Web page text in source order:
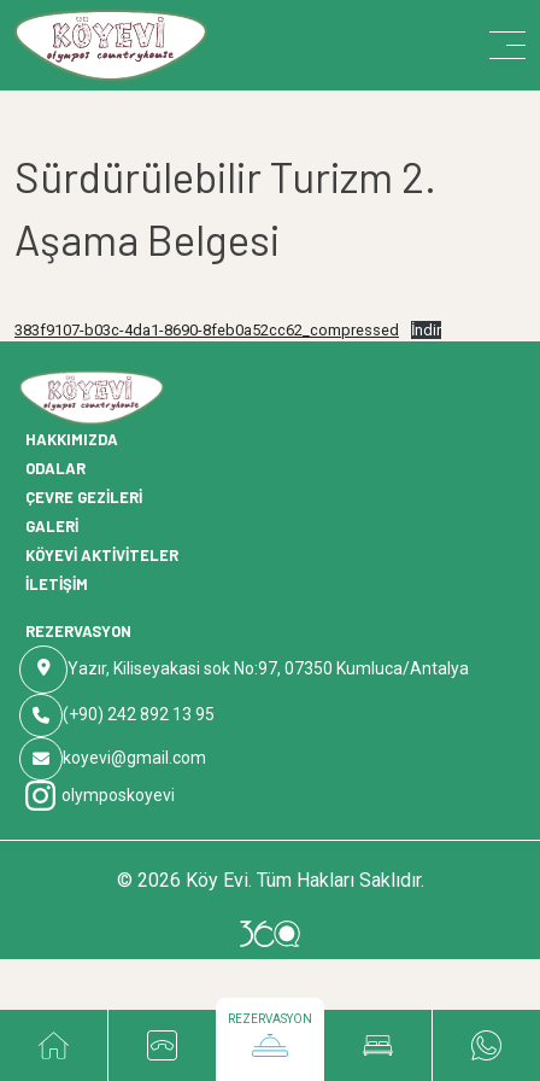
REZERVASYON
Sürdürülebilir Turizm 2.
Aşama Belgesi
383f9107-b03c-4da1-8690-8feb0a52cc62_compressed İndir
HAKKIMIZDA
ODALAR
ÇEVRE GEZILERI
GALERI
KÖYEVI AKTIVITELER
İLETIŞIM
REZERVASYON
Yazır, Kiliseyakasi sok No:97, 07350 Kumluca/Antalya
(+90) 242 892 13 95
koyevi@gmail.com
olymposkoyevi
© 2026 Köy Evi. Tüm Hakları Saklıdır.